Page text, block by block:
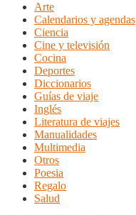
Arte
Calendarios y agendas
Ciencia
Cine y televisión
Cocina
Deportes
Diccionarios
Guías de viaje
Inglés
Literatura de viajes
Manualidades
Multimedia
Otros
Poesia
Regalo
Salud